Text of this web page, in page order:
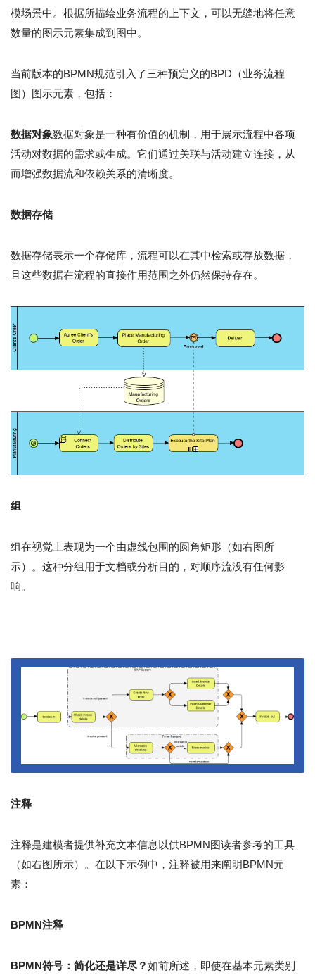
模场景中。根据所描绘业务流程的上下文，可以无缝地将任意
数量的图示元素集成到图中。
当前版本的BPMN规范引入了三种预定义的BPD（业务流程
图）图示元素，包括：
数据对象数据对象是一种有价值的机制，用于展示流程中各项
活动对数据的需求或生成。它们通过关联与活动建立连接，从
而增强数据流和依赖关系的清晰度。
数据存储
数据存储表示一个存储库，流程可以在其中检索或存放数据，
且这些数据在流程的直接作用范围之外仍然保持存在。
组
组在视觉上表现为一个由虚线包围的圆角矩形（如右图所
示）。这种分组用于文档或分析目的，对顺序流没有任何影
响。
注释
注释是建模者提供补充文本信息以供BPMN图读者参考的工具
（如右图所示）。在以下示例中，注释被用来阐明BPMN元
素：
BPMN注释
BPMN符号：简化还是详尽？如前所述，即使在基本元素类别